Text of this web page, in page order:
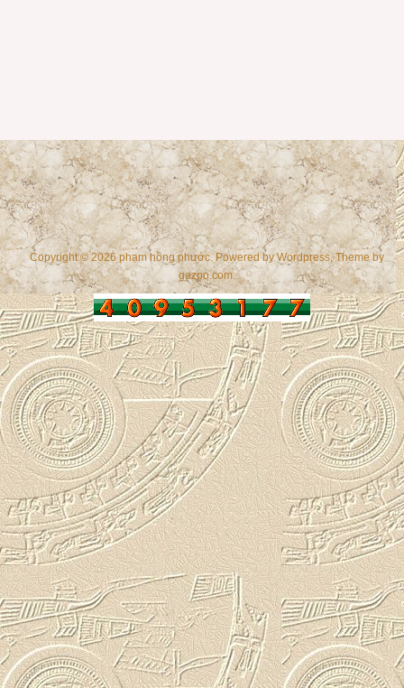
Copyright © 2026 phạm hồng phước. Powered byWordpress, Theme by
gazpo.com.